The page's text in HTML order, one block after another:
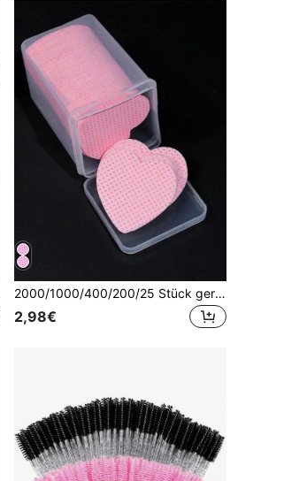
2000/1000/400/200/25 Stück geruchlose Nagelreinigungstücher professionelle fusselfreie Nagellackentferner-Pads, UV-Gel-Reinigungstücher, Nagelpflege-Reinigungswerkzeuge (herzförmig)
2,98€